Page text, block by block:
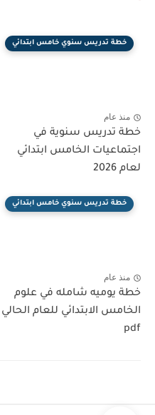
خطة تدريس سنوي خامس ابتدائي
منذ عام
خطة تدريس سنوية في
اجتماعيات الخامس ابتدائي
لعام 2026
خطة تدريس سنوي خامس ابتدائي
منذ عام
خطة يوميه شامله في علوم
الخامس الابتدائي للعام الحالي
pdf